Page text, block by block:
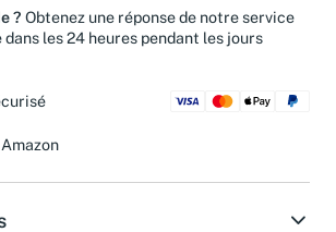
? Obtenez une réponse de notre service
les 24 heures pendant les jours